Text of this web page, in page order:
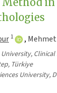
1 ,
Türkiye
University,